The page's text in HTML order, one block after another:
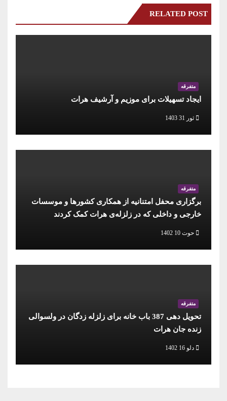
RELATED POST
متفرقه
ایجاد تسهیلات برای موزیم و آرشیف هرات
ثور 31 1403
متفرقه
برگزاری محفل امتنانیه از همکاری کشورها و موسسات
خارجی و داخلی که در زلزله‌ی هرات کمک کردند
حوت 10 1402
متفرقه
تحویل دهی 387 باب خانه برای زلزله زدگان در ولسوالی
زنده جان هرات
دلو 16 1402